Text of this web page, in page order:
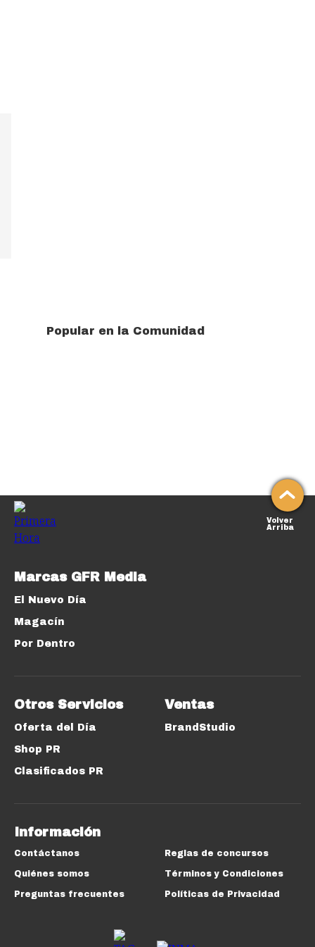
Popular en la Comunidad
Volver
Arriba
Marcas GFR Media
El Nuevo Día
Magacín
Por Dentro
Otros Servicios
Oferta del Día
Shop PR
Clasificados PR
Ventas
BrandStudio
Información
Contáctanos
Quiénes somos
Preguntas frecuentes
Reglas de concursos
Términos y Condiciones
Políticas de Privacidad